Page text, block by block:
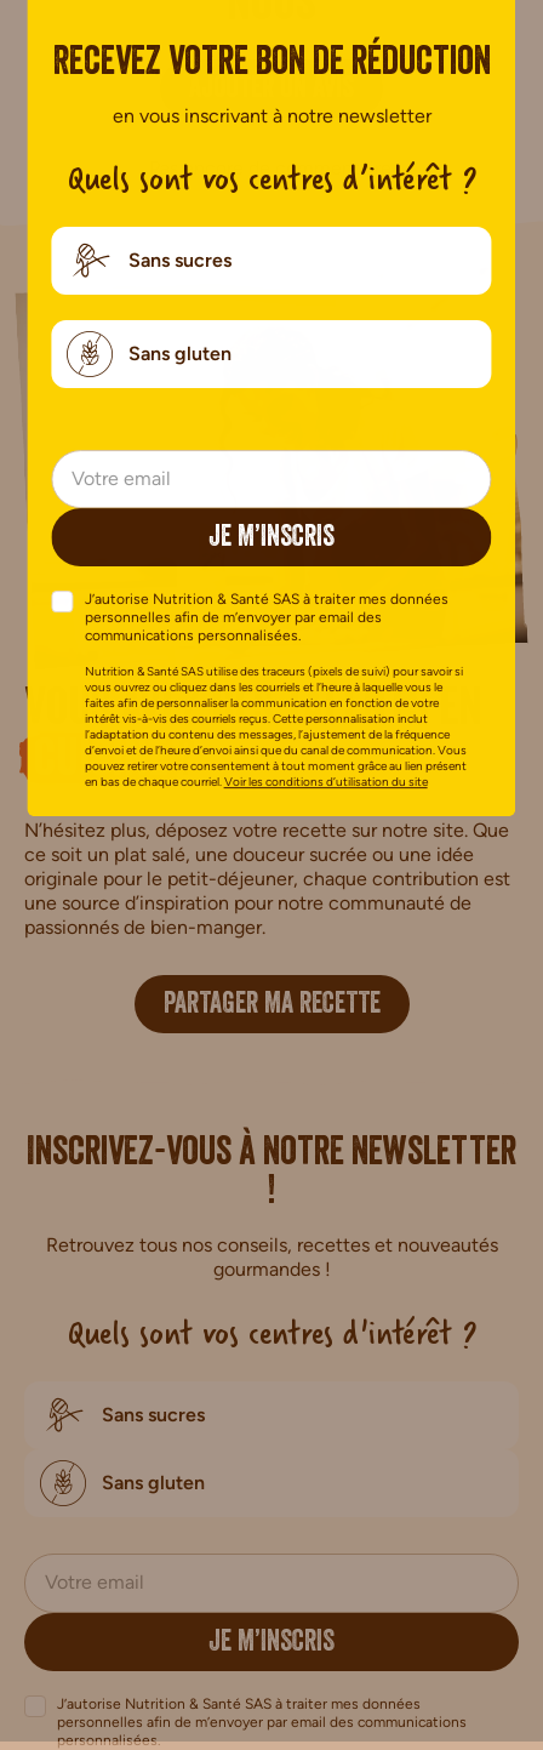
Pas encore de commentaire.
Vous avez des talents en
cuisine?
N’hésitez plus, déposez votre recette sur notre site. Que
ce soit un plat salé, une douceur sucrée ou une idée
originale pour le petit-déjeuner, chaque contribution est
une source d’inspiration pour notre communauté de
passionnés de bien-manger.
PARTAGER MA RECETTE
Inscrivez-vous à notre newsletter
!
Retrouvez tous nos conseils, recettes et nouveautés
gourmandes !
Quels sont vos centres d'intérêt ?
Sans sucres
Sans gluten
JE M’INSCRIS
J’autorise Nutrition & Santé SAS à traiter mes données
personnelles afin de m’envoyer par email des communications
personnalisées.
Recevez votre bon de réduction
en vous inscrivant à notre newsletter
Quels sont vos centres d’intérêt ?
Sans sucres
Sans gluten
JE M’INSCRIS
J’autorise Nutrition & Santé SAS à traiter mes données
personnelles afin de m’envoyer par email des
communications personnalisées.
Nutrition & Santé SAS utilise des traceurs (pixels de suivi) pour savoir si
vous ouvrez ou cliquez dans les courriels et l’heure à laquelle vous le
faites afin de personnaliser la communication en fonction de votre
intérêt vis-à-vis des courriels reçus. Cette personnalisation inclut
l’adaptation du contenu des messages, l’ajustement de la fréquence
d’envoi et de l’heure d’envoi ainsi que du canal de communication. Vous
pouvez retirer votre consentement à tout moment grâce au lien présent
en bas de chaque courriel.Voir les conditions d’utilisation du site